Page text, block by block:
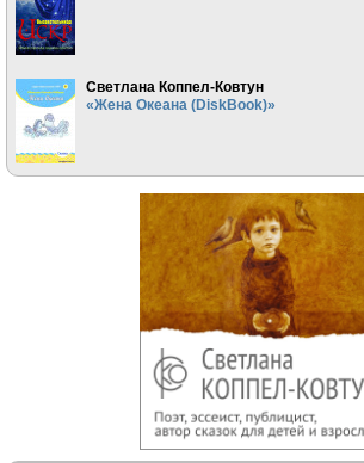
Светлана Коппел-Ковтун
«Жена Океана (DiskBook)»